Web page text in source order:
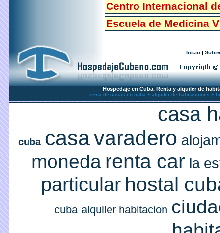
Centro Internacional
Escuela de Medicina
Inicio |
Hospedaje en Cuba. Renta y alquiler de
renta de casas en cuba + alquiler de habitaciones +
casa
cuba casavaradero
moneda renta car la
particular hostal
cuba alquiler habitacion